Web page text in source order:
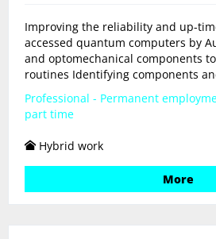
Improving the reliability and up-
accessed quantum computers by
and optomechanical components
routines Identifying components
Professional - Permanent
part time
Hybrid work
More